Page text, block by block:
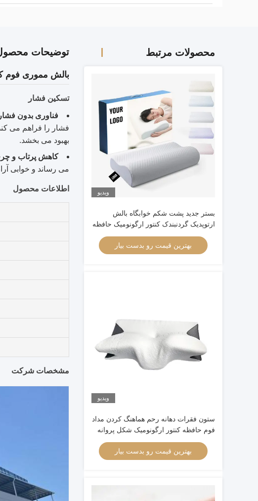
محصولات مرتبط
ویدیو
بستر جدید پشت شکم خوابگاه بالش
ارتوپدیک گردنبندک کنتور ارگونومیک حافظه
بالش فوم سر ارتوپدیک
بهترین قیمت رو بدست بیار
ویدیو
ستون فقرات دهانه رحم هماهنگ کردن مداد
فوم حافظه کنتور ارگونومیک شکل پروانه
بهترین قیمت رو بدست بیار
توضیحات
بالش مموری فوم
تسکین فشار
فناوری بدون
فشار را فراهم می
بهبود می بخشد.
کاهش پرتاب و
می رساند و خوابی
اطلاعات محصول
مشخصات شرکت